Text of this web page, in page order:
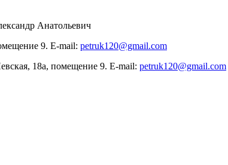
Анатольевич
9. E-mail: petruk120@gmail.com
18а, помещение 9. E-mail: petruk120@gmail.com